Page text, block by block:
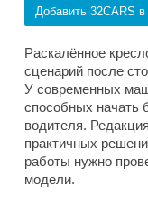
Добавить 32CARS
Раскалённое
сценарий после
У современных
способных начать
водителя.
практичных
работы нужно
модели.